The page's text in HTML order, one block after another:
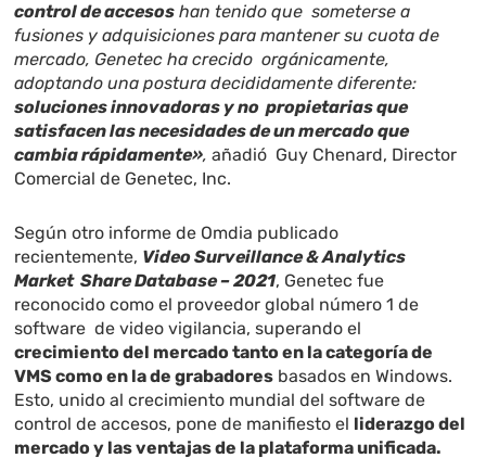
control de accesos han tenido que someterse a
fusiones y adquisiciones para mantener su cuota de
mercado, Genetec ha crecido orgánicamente,
adoptando una postura decididamente diferente:
soluciones innovadoras y no propietarias que
satisfacen las necesidades de un mercado que
cambia rápidamente», añadió Guy Chenard, Director
Comercial de Genetec, Inc.
Según otro informe de Omdia publicado
recientemente, Video Surveillance & Analytics
Market Share Database – 2021, Genetec fue
reconocido como el proveedor global número 1 de
software de video vigilancia, superando el
crecimiento del mercado tanto en la categoría de
VMS como en la de grabadores basados en Windows.
Esto, unido al crecimiento mundial del software de
control de accesos, pone de manifiesto el liderazgo del
mercado y las ventajas de la plataforma unificada.